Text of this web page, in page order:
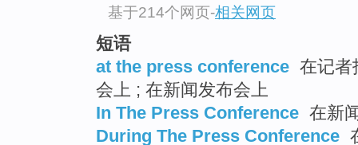
基于214个网页-相关网页
短语
at the press conference 在记者
会上 ; 在新闻发布会上
In The Press Conference 在新
During The Press Conference